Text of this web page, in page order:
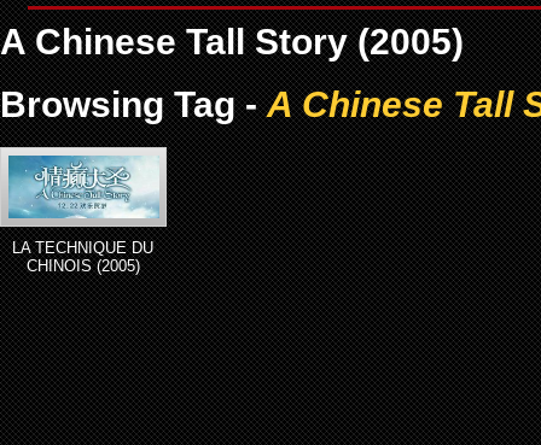
A Chinese Tall Story (2005)
Browsing Tag -A Chinese Tall
LA TECHNIQUE DU
CHINOIS (2005)